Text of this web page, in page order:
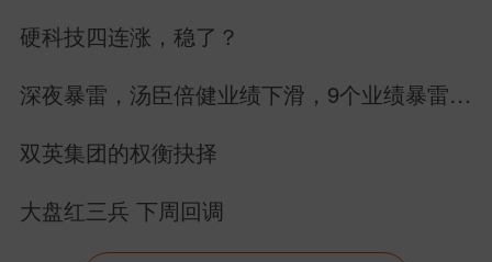
硬科技四连涨，稳了？
深夜暴雷，汤臣倍健业绩下滑，9个业绩暴雷，
双英集团的权衡抉择
大盘红三兵 下周回调